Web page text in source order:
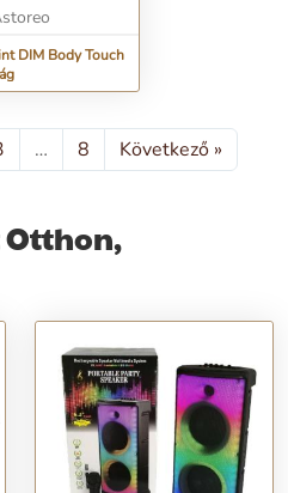
DIM Body Touch
… 8 Következő »